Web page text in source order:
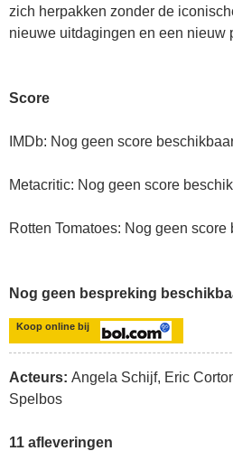
zich herpakken zonder de
nieuwe uitdagingen en een nieuw
Score
IMDb: Nog geen score
Metacritic: Nog geen score
Rotten Tomatoes: Nog geen score
Nog geen bespreking
Koop online bij
Acteurs: Angela Schijf, Eric
Spelbos
11 afleveringen